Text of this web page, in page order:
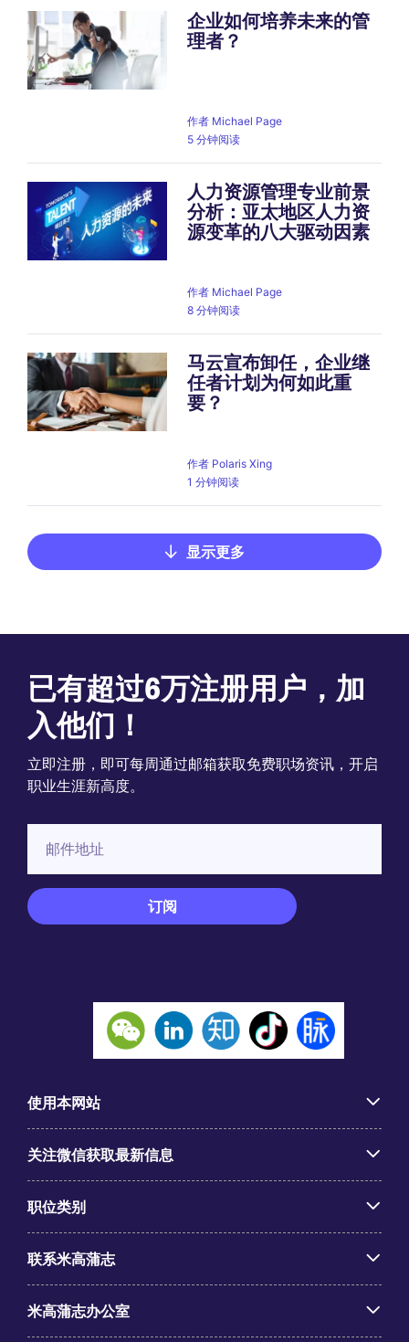
企业如何培养未来的管
理者？
作者 Michael Page
5 分钟阅读
人力资源管理专业前景
分析：亚太地区人力资
源变革的八大驱动因素
作者 Michael Page
8 分钟阅读
马云宣布卸任，企业继
任者计划为何如此重
要？
作者 Polaris Xing
1 分钟阅读
显示更多
已有超过6万注册用户，加
入他们！
立即注册，即可每周通过邮箱获取免费职场资讯，开启
职业生涯新高度。
使用本网站
关注微信获取最新信息
职位类别
联系米高蒲志
米高蒲志办公室